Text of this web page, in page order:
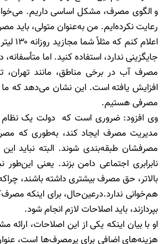
و الگوی مصرف، مشکل اساسی داریم.
رعایت نکرده‌ایم. من به‌عنوان متولی، باید
اعلام
جایگزینی ندارد، استفاده کنید. اما
مصرف آب در برخی مناطق، مانند تهران،
افزایش یافته است. این نشان می‌دهد که ما
مصرفی هستیم.
وی افزود: ضروری است که دولت یک
مدیریت مصرف ایجاد کند، به‌طوری که
مصرفشان طبقه‌بندی شوند. البته نباید
نابرابری اجتماعی دامن بزند. یعنی این‌طور
بالاتر، حق مصرف بیشتری داشته باشند،
هم‌خوانی ندارد.درعین‌حال، برای اینکه
بپردازند، باید اصلاحات لازم انجام شود.
او با بیان اینکه یکی از این اصلاحات،
هزینه‌های اضافی برای پرمصرف‌ها است،